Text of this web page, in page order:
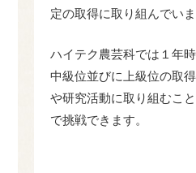
定の取得に取り組んでいま
ハイテク農芸科では１年
中級位並びに上級位の取
や研究活動に取り組むこ
で挑戦できます。